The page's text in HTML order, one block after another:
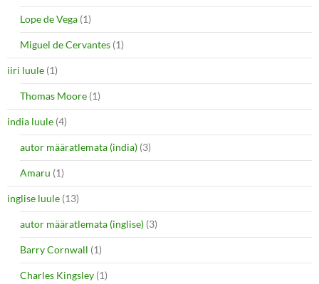
Lope de Vega (1)
Miguel de Cervantes (1)
iiri luule (1)
Thomas Moore (1)
india luule (4)
autor määratlemata (india) (3)
Amaru (1)
inglise luule (13)
autor määratlemata (inglise) (3)
Barry Cornwall (1)
Charles Kingsley (1)